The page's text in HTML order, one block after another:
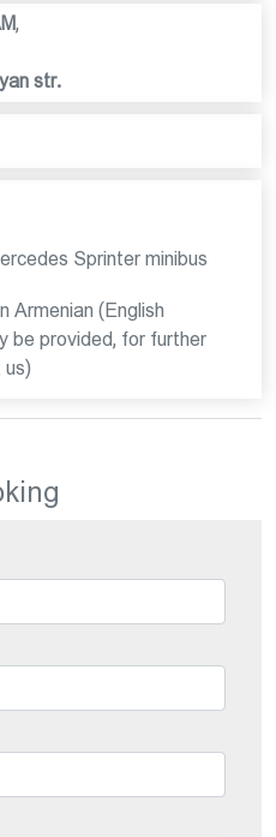
,
str.
Sprinter minibus
Armenian (English
be provided, for further
us)